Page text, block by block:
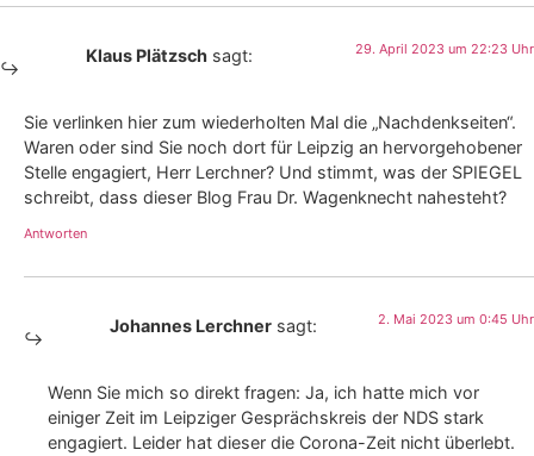
Klaus Plätzsch sagt: 29. April 2023 um 22:23 Uhr
Sie verlinken hier zum wiederholten Mal die „Nachdenkseiten“.
Waren oder sind Sie noch dort für Leipzig an hervorgehobener
Stelle engagiert, Herr Lerchner? Und stimmt, was der SPIEGEL
schreibt, dass dieser Blog Frau Dr. Wagenknecht nahesteht?
Antworten
Johannes Lerchner sagt: 2. Mai 2023 um 0:45 Uhr
Wenn Sie mich so direkt fragen: Ja, ich hatte mich vor
einiger Zeit im Leipziger Gesprächskreis der NDS stark
engagiert. Leider hat dieser die Corona-Zeit nicht überlebt.